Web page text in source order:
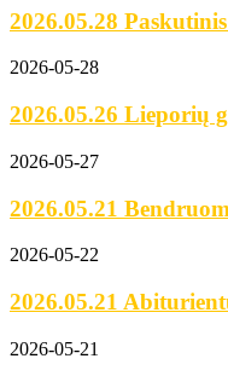
2026.05.28
2026-05-28
2026.05.26 Lieporių
2026-05-27
2026.05.21
2026-05-22
2026.05.21
2026-05-21